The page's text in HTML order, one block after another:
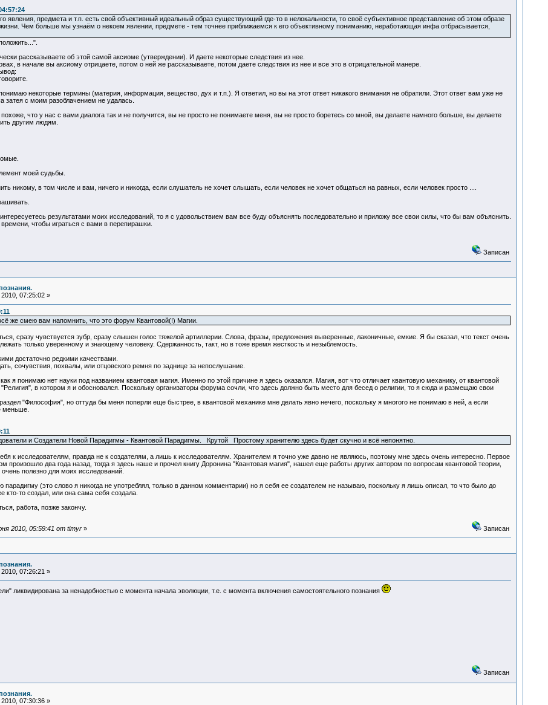
явления, предмета и т.п. есть свой объективный идеальный образ существующий где-то в нелокальности, то своё субъективное представление об этом образе
Чем больше мы узнаём о некоем явлении, предмете - тем точнее приближаемся к его объективному пониманию, неработающая инфа отбрасывается,
рассказываете об этой самой аксиоме (утверждении). И даете некоторые следствия из нее.
в начале вы аксиому отрицаете, потом о ней же рассказываете, потом даете следствия из нее и все это в отрицательной манере.
некоторые термины (материя, информация, вещество, дух и т.п.). Я ответил, но вы на этот ответ никакого внимания не обратили. Этот ответ вам уже не
затея с моим разоблачением не удалась.
что у нас с вами диалога так и не получится, вы не просто не понимаете меня, вы не просто боретесь со мной, вы делаете намного больше, вы делаете
другим людям.
моей судьбы.
никому, в том числе и вам, ничего и никогда, если слушатель не хочет слышать, если человек не хочет общаться на равных, если человек просто ....
результатами моих исследований, то я с удовольствием вам все буду объяснять последовательно и приложу все свои силы, что бы вам объяснить.
чтобы играться с вами в перепирашки.
Записан
07:25:02 »
же смею вам напомнить, что это форум Квантовой(!) Магии.
сразу чувствуется зубр, сразу слышен голос тяжелой артиллерии. Слова, фразы, предложения выверенные, лаконичные, емкие. Я бы сказал, что текст очень
только уверенному и знающему человеку. Сдержанность, такт, но в тоже время жесткость и незыблемость.
достаточно редкими качествами.
сочувствия, похвалы, или отцовского ремня по заднице за непослушание.
я понимаю нет науки под названием квантовая магия. Именно по этой причине я здесь оказался. Магия, вот что отличает квантовую механику, от квантовой
"Религия", в котором я и обосновался. Поскольку организаторы форума сочли, что здесь должно быть место для бесед о религии, то я сюда и размещаю свои
"Философия", но оттуда бы меня поперли еще быстрее, в квантовой механике мне делать явно нечего, поскольку я многого не понимаю в ней, а если
меньше.
и Создатели Новой Парадигмы - Квантовой Парадигмы. Крутой Простому хранителю здесь будет скучно и всё непонятно.
к исследователям, правда не к создателям, а лишь к исследователям. Хранителем я точно уже давно не являюсь, поэтому мне здесь очень интересно. Первое
произошло два года назад, тогда я здесь наше и прочел книгу Доронина "Квантовая магия", нашел еще работы других автором по вопросам квантовой теории,
полезно для моих исследований.
(это слово я никогда не употреблял, только в данном комментарии) но я себя ее создателем не называю, поскольку я лишь описал, то что было до
кто-то создал, или она сама себя создала.
работа, позже закончу.
2010, 05:59:41 от timyr» Записан
07:26:21 »
ликвидирована за ненадобностью с момента начала эволюции, т.е. с момента включения самостоятельного познания
Записан
07:30:36 »